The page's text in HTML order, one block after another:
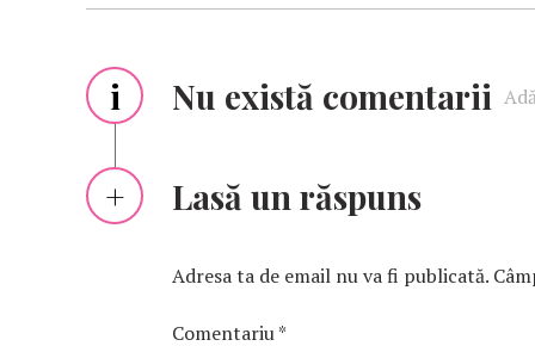
i Nu există comentarii
Lasă un răspuns
Adresa ta de email nu va fi publicată.
Comentariu*